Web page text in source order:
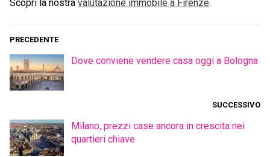
Scopri la nostra valutazione immobile a Firenze.
PRECEDENTE
Dove conviene vendere casa oggi a Bologna
SUCCESSIVO
Milano, prezzi case ancora in crescita nei
quartieri chiave